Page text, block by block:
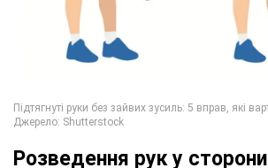
Розведення рук у сторони